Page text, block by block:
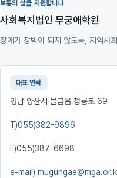
보통의 삶을 지원합니다
사회복지법인 무궁애학원
장애가 장벽이 되지 않도록, 지역사
대표 연락
경남 양산시 물금읍 청룡로 69
T)055)382-9896
F)055)387-6698
e-mail)